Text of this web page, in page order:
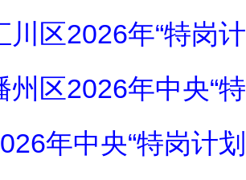
川区2026年“特岗
州区2026年中央“
年中央“特岗计